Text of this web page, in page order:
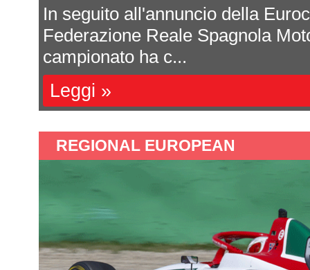
Davide Attanasio - FotocarÈ
magnum di corse, di
sono affastella...
Leggi »
REGIONAL EUROPEAN